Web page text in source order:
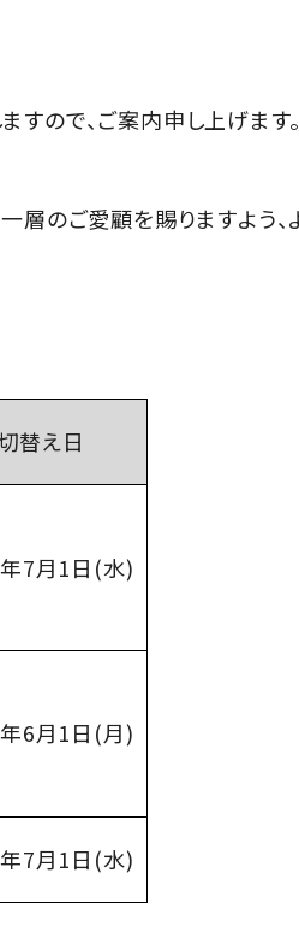
ので、ご案内申し上げます
のご愛顧を賜りますよう、
替え日
年7月1日 (水)
年6月1日 (月)
年7月1日 (水)